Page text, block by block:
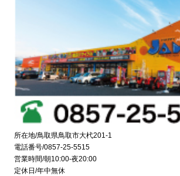
所在地/鳥取県鳥取市大杙201-1
電話番号/0857-25-5515
営業時間/朝10:00-夜20:00
定休日/年中無休